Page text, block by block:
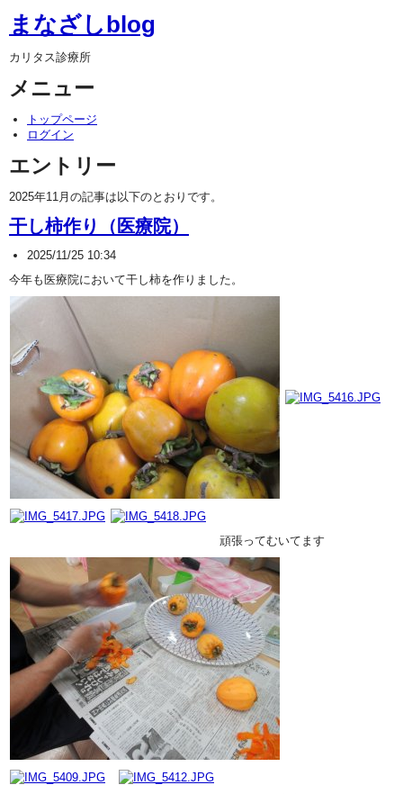
まなざしblog
カリタス診療所
メニュー
トップページ
ログイン
エントリー
2025年11月の記事は以下のとおりです。
干し柿作り（医療院）
2025/11/25 10:34
今年も医療院において干し柿を作りました。
頑張ってむいてます